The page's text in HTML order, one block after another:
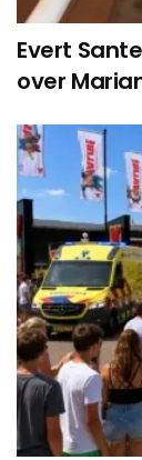
Evert
over